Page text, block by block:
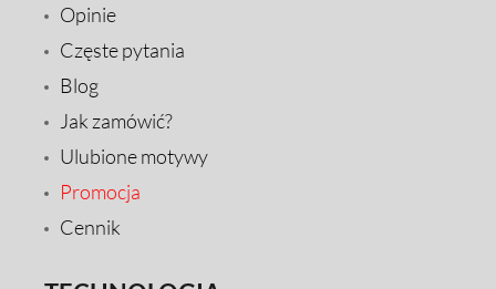
Opinie
Częste pytania
Blog
Jak zamówić?
Ulubione motywy
Promocja
Cennik